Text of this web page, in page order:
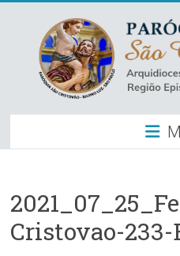
content
Paróquia
São
–
Luz
Cristovao-